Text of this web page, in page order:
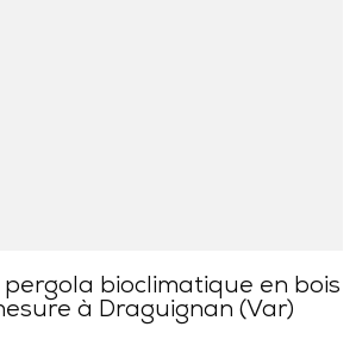
bioclimatique en bois
à Draguignan (Var)